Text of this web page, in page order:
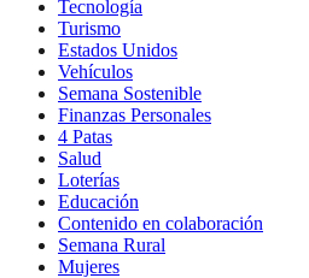
Tecnología
Turismo
Estados Unidos
Vehículos
Semana Sostenible
Finanzas Personales
4 Patas
Salud
Loterías
Educación
Contenido en colaboración
Semana Rural
Mujeres